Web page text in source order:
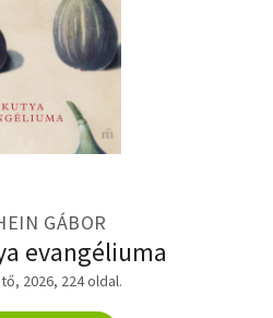
GÁBOR
evangéliuma
2026, 224 oldal.